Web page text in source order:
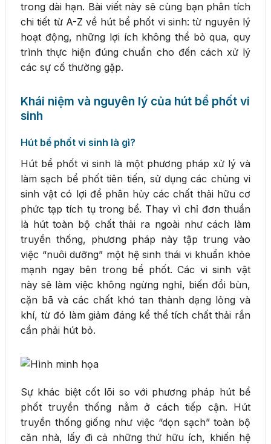
trong dài hạn. Bài viết này sẽ cùng bạn phân tích
chi tiết từ A-Z về hút bể phốt vi sinh: từ nguyên lý
hoạt động, những lợi ích không thể bỏ qua, quy
trình thực hiện đúng chuẩn cho đến cách xử lý
các sự cố thường gặp.
Khái niệm và nguyên lý của hút bể phốt vi
sinh
Hút bể phốt vi sinh là gì?
Hút bể phốt vi sinh là một phương pháp xử lý và
làm sạch bể phốt tiên tiến, sử dụng các chủng vi
sinh vật có lợi để phân hủy các chất thải hữu cơ
phức tạp tích tụ trong bể. Thay vì chỉ đơn thuần
là hút toàn bộ chất thải ra ngoài như cách làm
truyền thống, phương pháp này tập trung vào
việc “nuôi dưỡng” một hệ sinh thái vi khuẩn khỏe
mạnh ngay bên trong bể phốt. Các vi sinh vật
này sẽ làm việc không ngừng nghỉ, biến đổi bùn,
cặn bã và các chất khó tan thành dạng lỏng và
khí, từ đó làm giảm đáng kể thể tích chất thải rắn
cần phải hút bỏ.
Sự khác biệt cốt lõi so với phương pháp hút bể
phốt truyền thống nằm ở cách tiếp cận. Hút
truyền thống giống như việc “dọn sạch” toàn bộ
căn nhà, lấy đi cả những thứ hữu ích, khiến hệ